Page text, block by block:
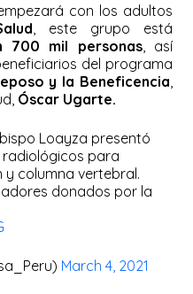
con los adultos
, este grupo está
700 mil personas, así
del programa
y la Beneficencia
Óscar Ugarte.
Loayza presentó
para
columna vertebral.
donados por la
March 4, 2021